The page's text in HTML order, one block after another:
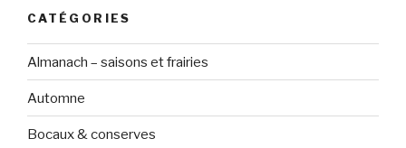
CATÉGORIES
Almanach – saisons et frairies
Automne
Bocaux & conserves